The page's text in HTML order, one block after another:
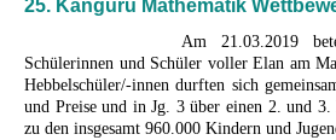
25. Känguru Mathematik
Am 21.03.2019
Schülerinnen und Schüler voller Elan am
Hebbelschüler/-innen durften sich
und Preise und in Jg. 3 über einen 2. und
zu den insgesamt 960.000 Kindern und